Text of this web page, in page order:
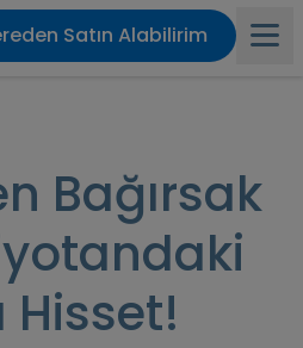
Satın Alabilirim
Bağırsak
Hisset!